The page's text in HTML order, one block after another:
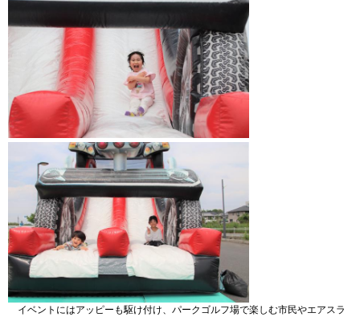
イベントにはアッピーも駆け付け、パークゴルフ場で楽しむ市民やエアスラ